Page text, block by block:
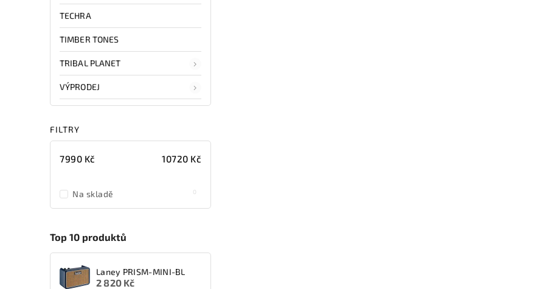
TECHRA
TIMBER TONES
TRIBAL PLANET
VÝPRODEJ
FILTRY
7990 Kč 10720 Kč
Na skladě 0
Top 10 produktů
Laney PRISM-MINI-BL
2 820 Kč